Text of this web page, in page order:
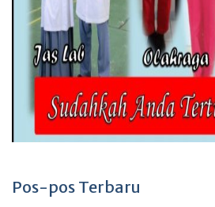
Pos-pos Terbaru